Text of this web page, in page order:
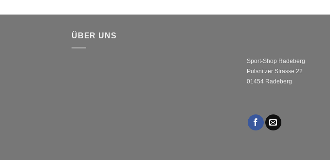
ÜBER UNS
Sport-Shop Radeberg
Pulsnitzer Strasse 22
01454 Radeberg